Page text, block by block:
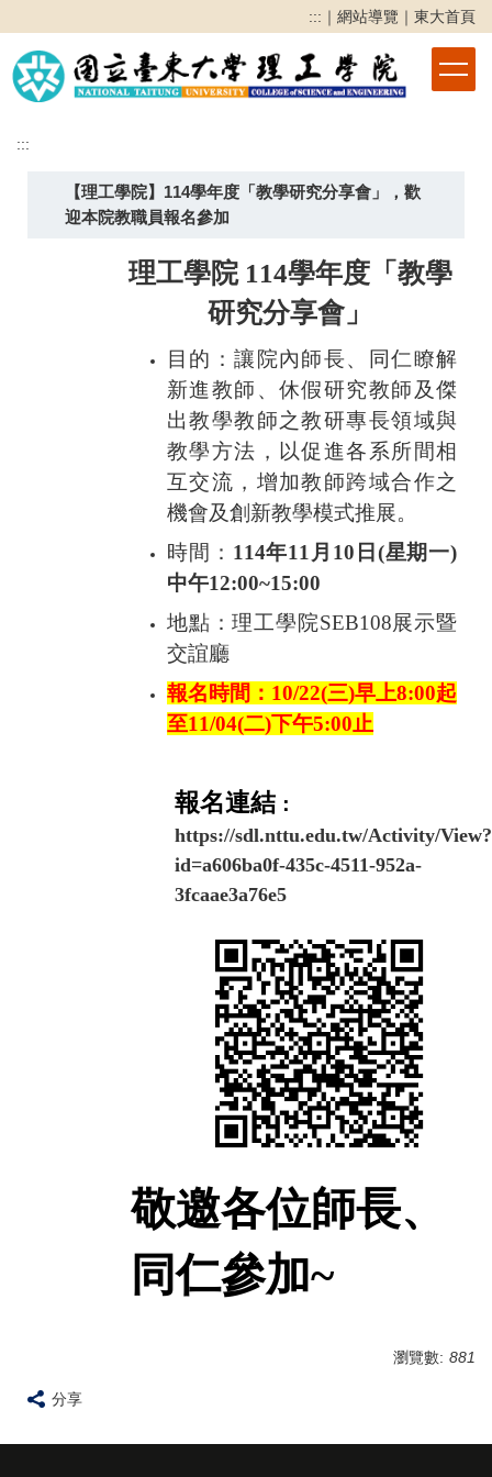
到
主
要
區
::: ｜ 網站導覽 ｜ 東大首頁
:::
【理工學院】114學年度「教學研究分享會」，歡
迎本院教職員報名參加
理工學院 114學年度「教學
研究分享會」
目的：讓院內師長、同仁瞭解
新進教師、休假研究教師及傑
出教學教師之教研專長領域與
教學方法，以促進各系所間相
互交流，增加教師跨域合作之
機會及創新教學模式推展。
時間： 114年11 月 10 日 (星期一)
中午12:00~15:00
地點：理工學院SEB108展示暨
交誼廳
報名時間：10/22(三)早上8:00起
至11/04(二)下午5:00止
報名連結 ：
https://sdl.nttu.edu.tw/Activity/View?
id=a606ba0f-435c-4511-952a-
3fcaae3a76e5
敬邀各位師長、
同仁參加~
瀏覽數: 881
分享